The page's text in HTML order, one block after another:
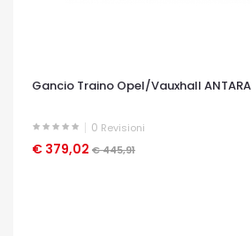
Gancio Traino Opel/Vauxhall ANTARA
0 Revisioni
€ 379,02 € 445,91
OCCHIATA VELOCE